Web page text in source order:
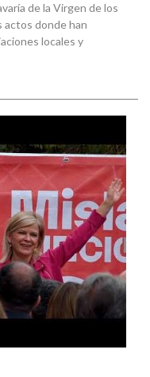
de la Virgen de los
actos donde han
locales y